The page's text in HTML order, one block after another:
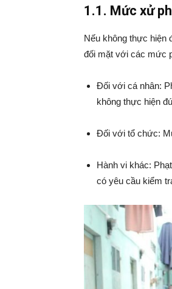
1.1. Mức xử
Nếu không thực hiện
đối mặt với các mức
Đối với cá nhân:
không thực hiện
Đối với tổ chức:
Hành vi khác:
có yêu cầu kiểm